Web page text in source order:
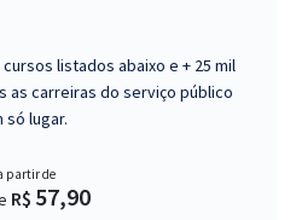
listados abaixo e + 25 mil
as carreiras do serviço público
só lugar.
partir de
R$ 57,90